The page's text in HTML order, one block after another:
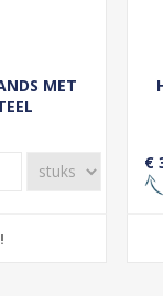
MET
€